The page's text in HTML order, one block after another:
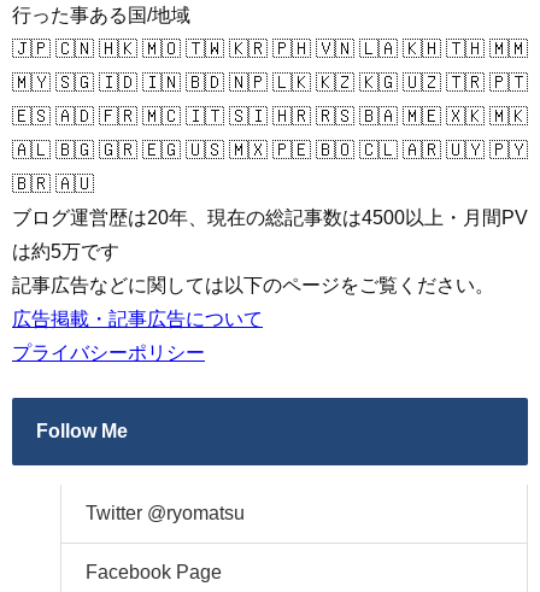
行った事ある国/地域
🇯🇵 🇨🇳 🇭🇰 🇲🇴 🇹🇼 🇰🇷 🇵🇭 🇻🇳 🇱🇦 🇰🇭 🇹🇭 🇲🇲
🇲🇾 🇸🇬 🇮🇩 🇮🇳 🇧🇩 🇳🇵 🇱🇰 🇰🇿 🇰🇬 🇺🇿 🇹🇷 🇵🇹
🇪🇸 🇦🇩 🇫🇷 🇲🇨 🇮🇹 🇸🇮 🇭🇷 🇷🇸 🇧🇦 🇲🇪 🇽🇰 🇲🇰
🇦🇱 🇧🇬 🇬🇷 🇪🇬 🇺🇸 🇲🇽 🇵🇪 🇧🇴 🇨🇱 🇦🇷 🇺🇾 🇵🇾
🇧🇷 🇦🇺
ブログ運営歴は20年、現在の総記事数は4500以上・月間PV
は約5万です
記事広告などに関しては以下のページをご覧ください。
広告掲載・記事広告について
プライバシーポリシー
Follow Me
Twitter @ryomatsu
Facebook Page